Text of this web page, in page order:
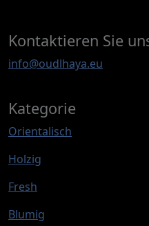
Kontaktieren Sie
info@oudlhaya.eu
Kategorie
Orientalisch
Holzig
Fresh
Blumig